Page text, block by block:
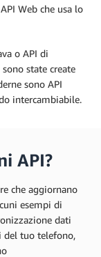
Web che usa lo
o API di
state create
sono API
intercambiabile.
API?
che aggiornano
esempi di
dati
del tuo telefono,